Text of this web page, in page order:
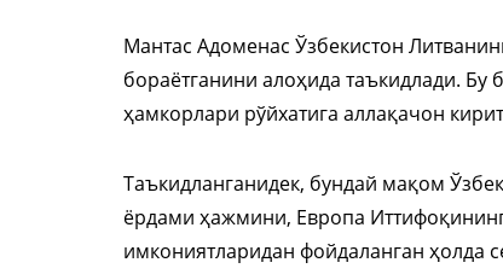
Мантас Адоменас Ўзбекистон
бораётганини алоҳида таъкидлади.
ҳамкорлари рўйхатига аллақачон
Таъкидланганидек, бундай мақом
ёрдами ҳажмини, Европа
имкониятларидан фойдаланган